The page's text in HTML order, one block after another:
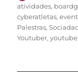
atividades,
cyberatletas,
Palestras,
Youtuber,